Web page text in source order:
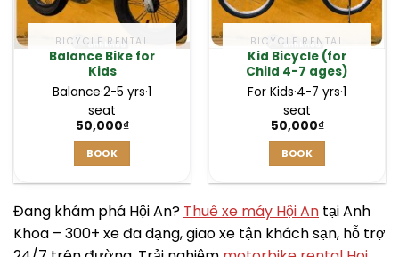
BICYCLE RENTAL
Balance Bike for
Kids
Balance·2-5 yrs·1
seat
50,000₫
BOOK
BICYCLE RENTAL
Kid Bicycle (for
Child 4-7 ages)
For Kids·4-7 yrs·1
seat
50,000₫
BOOK
Đang khám phá Hội An? Thuê xe máy Hội An tại Anh
Khoa – 300+ xe đa dạng, giao xe tận khách sạn, hỗ trợ